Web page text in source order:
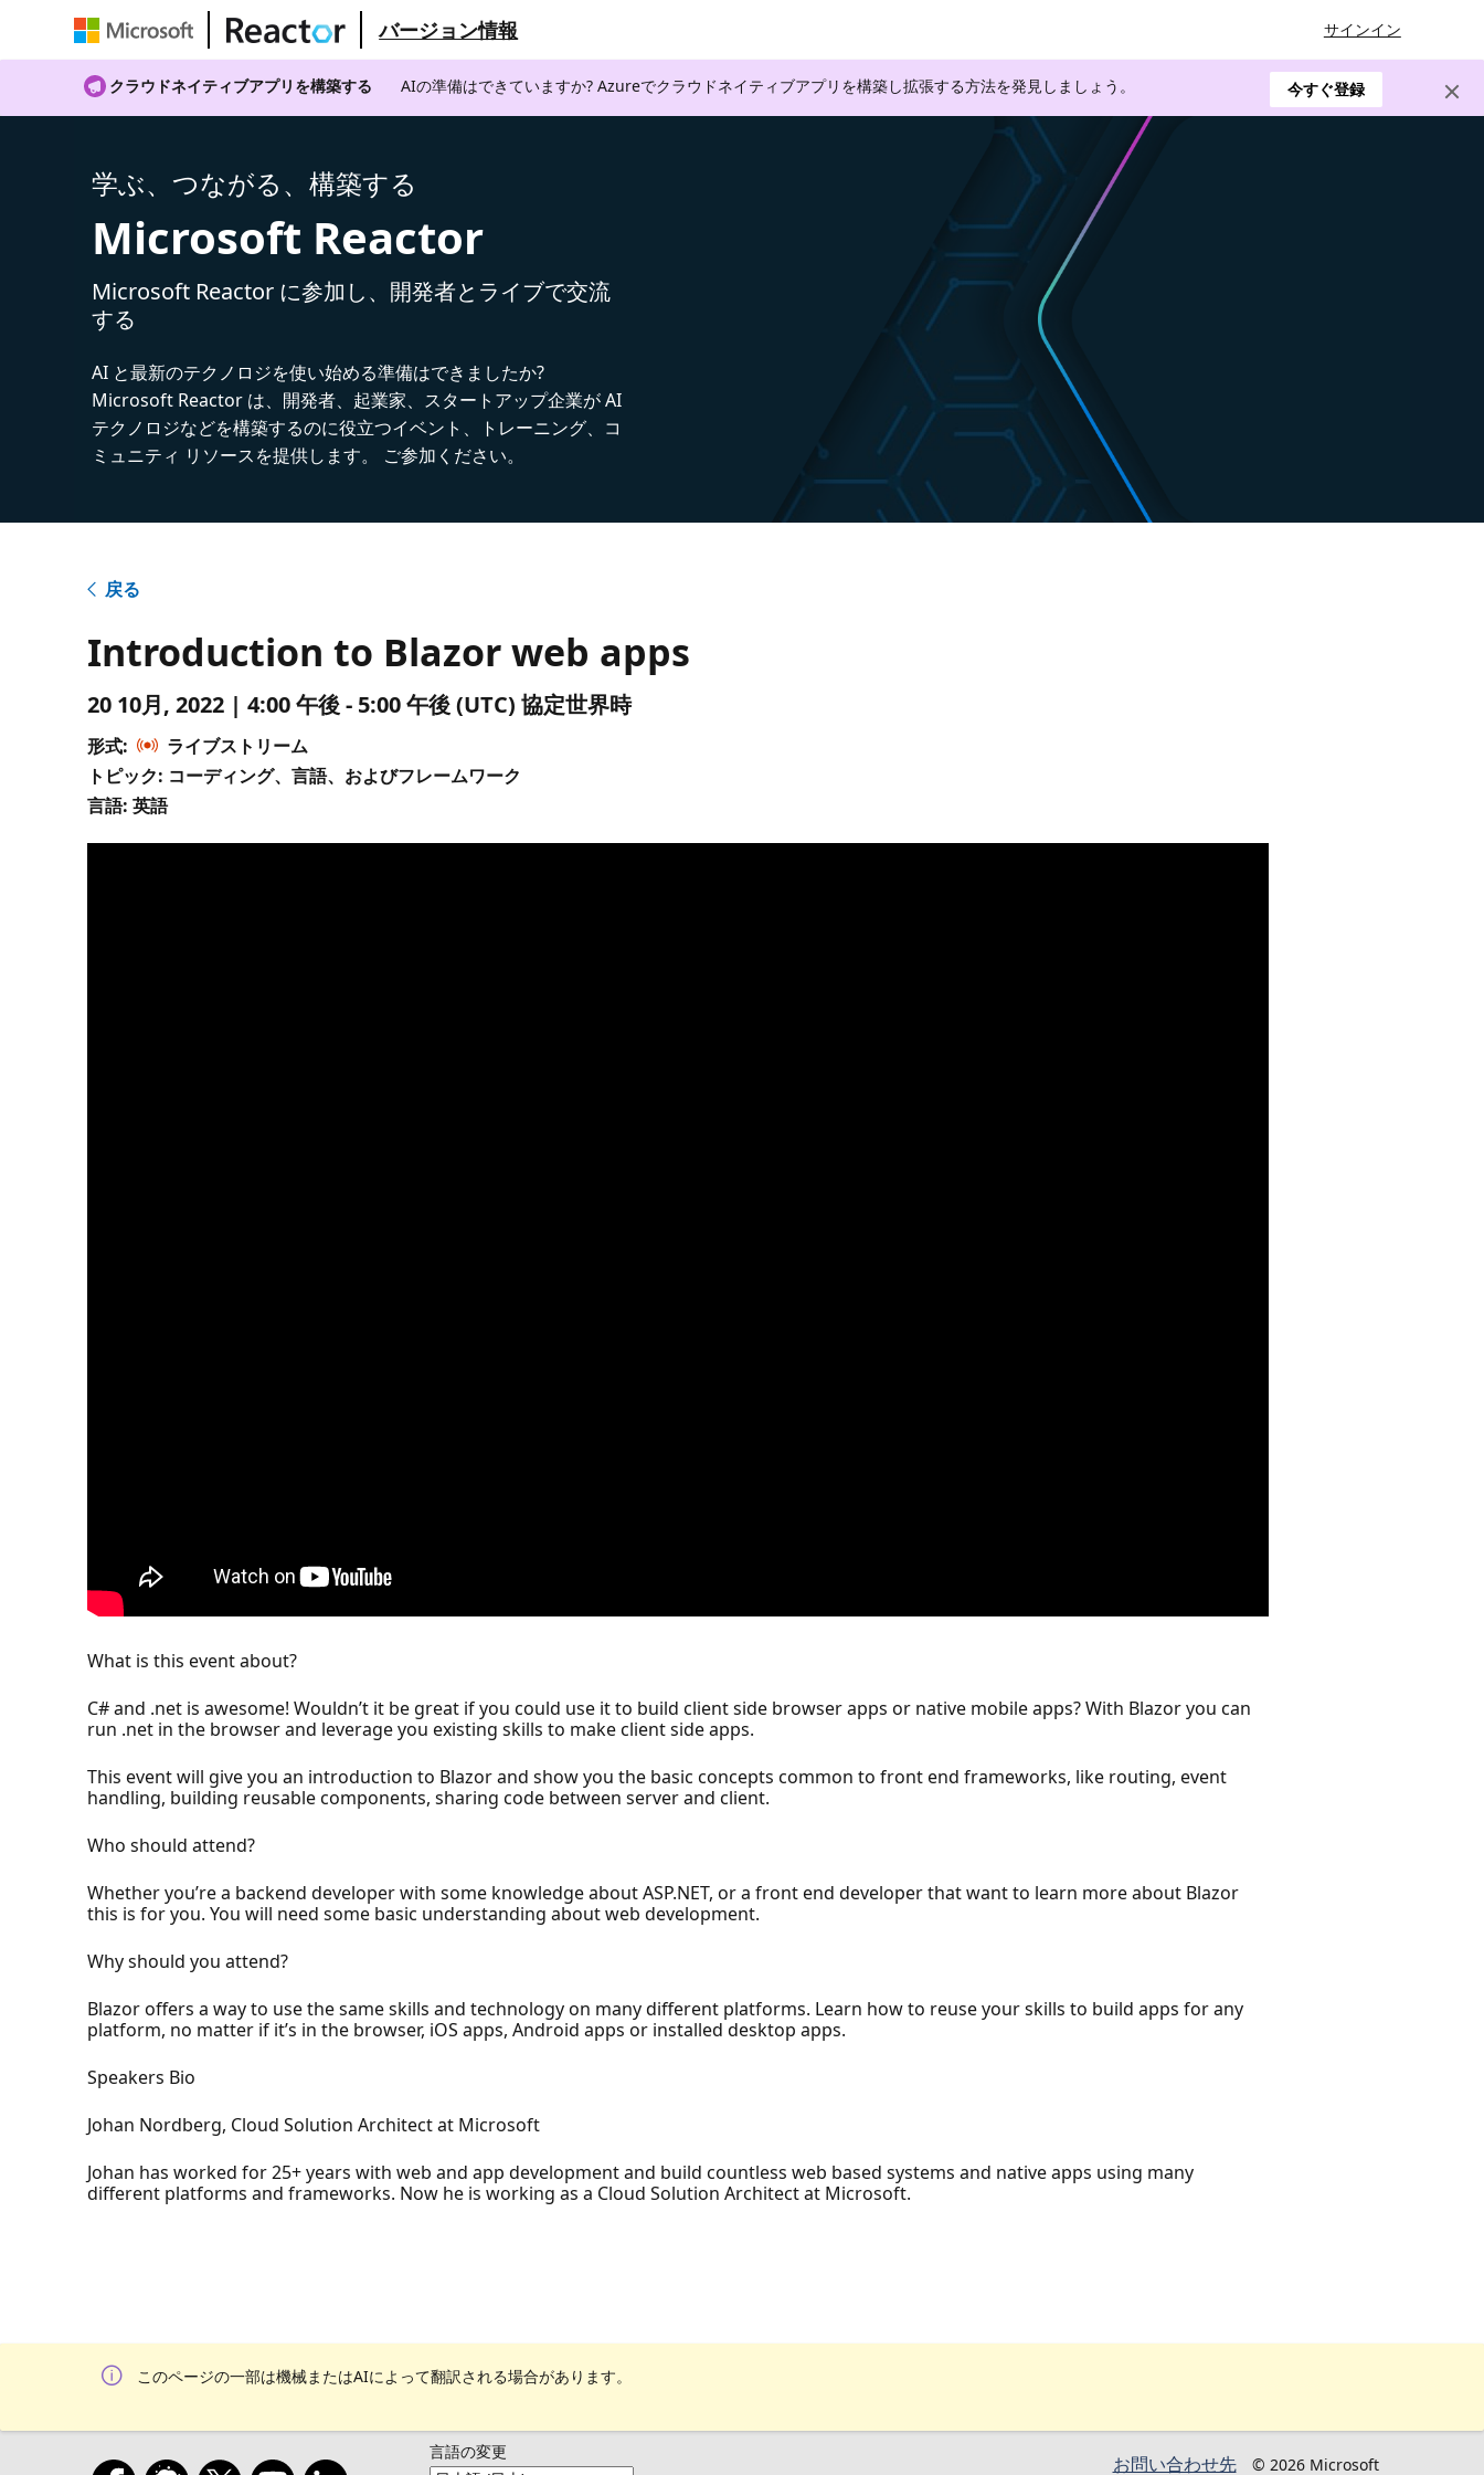
バージョン情報 サインイン
クラウドネイティブアプリを構築する AIの準備はできていますか? Azureでクラウドネイティブアプリを構築し拡張する方法を発見しましょう。 今すぐ登録
学ぶ、つながる、構築する
Microsoft Reactor
Microsoft Reactor に参加し、開発者とライブで交流
する
AI と最新のテクノロジを使い始める準備はできましたか?
Microsoft Reactor は、開発者、起業家、スタートアップ企業が AI
テクノロジなどを構築するのに役立つイベント、トレーニング、コ
ミュニティ リソースを提供します。 ご参加ください。
戻る
Introduction to Blazor web apps
20 10月, 2022 | 4:00 午後 - 5:00 午後 (UTC) 協定世界時
形式:
ライブストリーム
トピック: コーディング、言語、およびフレームワーク
言語: 英語
What is this event about?
C# and .net is awesome! Wouldn’t it be great if you could use it to build client side browser apps or native mobile apps? With Blazor you can
run .net in the browser and leverage you existing skills to make client side apps.
This event will give you an introduction to Blazor and show you the basic concepts common to front end frameworks, like routing, event
handling, building reusable components, sharing code between server and client.
Who should attend?
Whether you’re a backend developer with some knowledge about ASP.NET, or a front end developer that want to learn more about Blazor
this is for you. You will need some basic understanding about web development.
Why should you attend?
Blazor offers a way to use the same skills and technology on many different platforms. Learn how to reuse your skills to build apps for any
platform, no matter if it’s in the browser, iOS apps, Android apps or installed desktop apps.
Speakers Bio
Johan Nordberg, Cloud Solution Architect at Microsoft
Johan has worked for 25+ years with web and app development and build countless web based systems and native apps using many
different platforms and frameworks. Now he is working as a Cloud Solution Architect at Microsoft.
このページの一部は機械またはAIによって翻訳される場合があります。
言語の変更
お問い合わせ先 © 2026 Microsoft